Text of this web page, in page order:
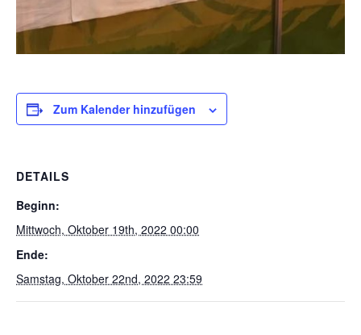
Zum Kalender hinzufügen
DETAILS
Beginn:
Mittwoch, Oktober 19th, 2022 00:00
Ende:
Samstag, Oktober 22nd, 2022 23:59